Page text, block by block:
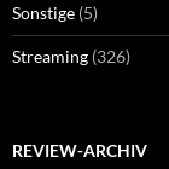
Sonstige (5)
Streaming (326)
REVIEW-ARCHIV